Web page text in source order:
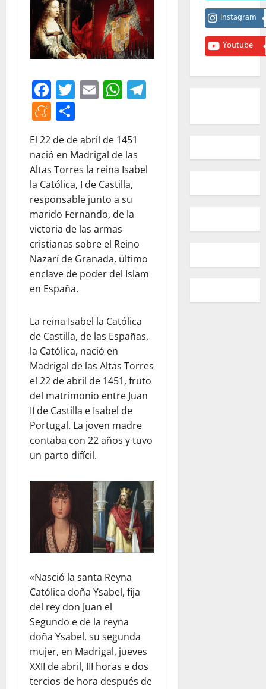
Facebook
Twitter
EmailWhatsApp
Meneame
El 22 de de abril de 1451
nació en Madrigal de las
Altas Torres la reina Isabel
la Católica, I de Castilla,
responsable junto a su
marido Fernando, de la
victoria de las armas
cristianas sobre el Reino
Nazarí de Granada, último
enclave de poder del Islam
en España.
La reina Isabel la Católica
de Castilla, de las Españas,
la Católica, nació en
Madrigal de las Altas Torres
el 22 de abril de 1451, fruto
del matrimonio entre Juan
II de Castilla e Isabel de
Portugal. La joven madre
contaba con 22 años y tuvo
un parto difícil.
«Nasció la santa Reyna
Católica doña Ysabel, fija
del rey don Juan el
Segundo e de la reyna
doña Ysabel, su segunda
mujer, en Madrigal, jueves
XXII de abril, III horas e dos
tercios de hora después de
Instagram
Youtube